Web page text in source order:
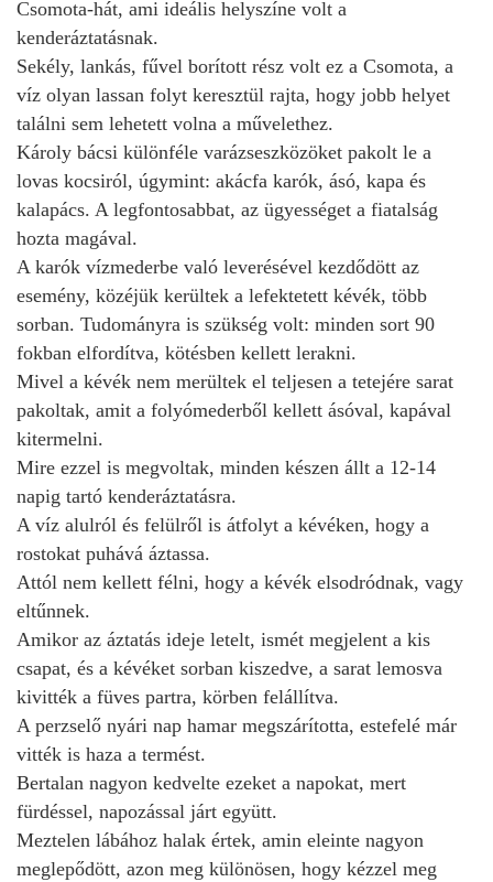
Csomota‑hát, ami ideális helyszíne volt a
kenderáztatásnak.
Sekély, lankás, fűvel borított rész volt ez a Csomota, a
víz olyan lassan folyt keresztül rajta, hogy jobb helyet
találni sem lehetett volna a művelethez.
Károly bácsi különféle varázseszközöket pakolt le a
lovas kocsiról, úgymint: akácfa karók, ásó, kapa és
kalapács. A legfontosabbat, az ügyességet a fiatalság
hozta magával.
A karók vízmederbe való leverésével kezdődött az
esemény, közéjük kerültek a lefektetett kévék, több
sorban. Tudományra is szükség volt: minden sort 90
fokban elfordítva, kötésben kellett lerakni.
Mivel a kévék nem merültek el teljesen a tetejére sarat
pakoltak, amit a folyómederből kellett ásóval, kapával
kitermelni.
Mire ezzel is megvoltak, minden készen állt a 12‑14
napig tartó kenderáztatásra.
A víz alulról és felülről is átfolyt a kévéken, hogy a
rostokat puhává áztassa.
Attól nem kellett félni, hogy a kévék elsodródnak, vagy
eltűnnek.
Amikor az áztatás ideje letelt, ismét megjelent a kis
csapat, és a kévéket sorban kiszedve, a sarat lemosva
kivitték a füves partra, körben felállítva.
A perzselő nyári nap hamar megszárította, estefelé már
vitték is haza a termést.
Bertalan nagyon kedvelte ezeket a napokat, mert
fürdéssel, napozással járt együtt.
Meztelen lábához halak értek, amin eleinte nagyon
meglepődött, azon meg különösen, hogy kézzel meg